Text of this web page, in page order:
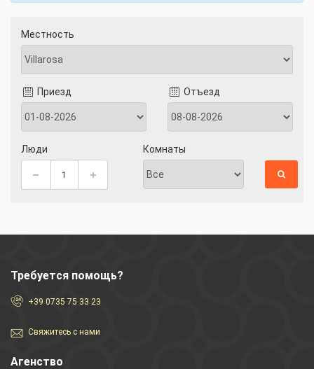
Местность
Приезд Отъезд
Люди Комнаты
Требуется помощь?
+39 0735 75 33 23
Свяжитесь с нами
Агенство